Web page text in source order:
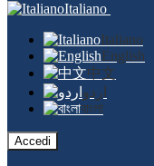
Italiano
Italiano
English
中文
اردو
বাংলা
Accedi